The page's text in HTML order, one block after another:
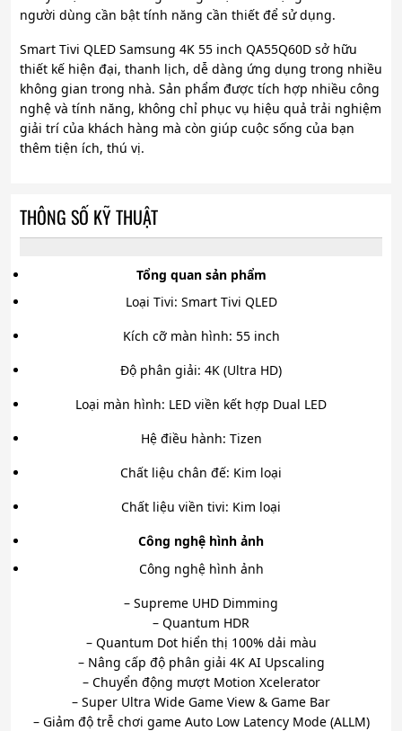
người dùng cần bật tính năng cần thiết để sử dụng.
Smart Tivi QLED Samsung 4K 55 inch QA55Q60D sở hữu
thiết kế hiện đại, thanh lịch, dễ dàng ứng dụng trong nhiều
không gian trong nhà. Sản phẩm được tích hợp nhiều công
nghệ và tính năng, không chỉ phục vụ hiệu quả trải nghiệm
giải trí của khách hàng mà còn giúp cuộc sống của bạn
thêm tiện ích, thú vị.
THÔNG SỐ KỸ THUẬT
Tổng quan sản phẩm
Loại Tivi: Smart Tivi QLED
Kích cỡ màn hình: 55 inch
Độ phân giải: 4K (Ultra HD)
Loại màn hình: LED viền kết hợp Dual LED
Hệ điều hành: Tizen
Chất liệu chân đế: Kim loại
Chất liệu viền tivi: Kim loại
Công nghệ hình ảnh
Công nghệ hình ảnh
– Supreme UHD Dimming
– Quantum HDR
– Quantum Dot hiển thị 100% dải màu
– Nâng cấp độ phân giải 4K AI Upscaling
– Chuyển động mượt Motion Xcelerator
– Super Ultra Wide Game View & Game Bar
– Giảm độ trễ chơi game Auto Low Latency Mode (ALLM)